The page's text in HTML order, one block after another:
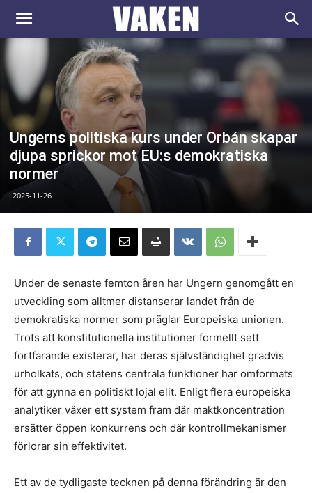
VAKEN.se
Ungerns politiska kurs under Orbán skapar
djupa sprickor mot EU:s demokratiska
normer
2025-11-26
Under de senaste femton åren har Ungern genomgått en
utveckling som alltmer distanserar landet från de
demokratiska normer som präglar Europeiska unionen.
Trots att konstitutionella institutioner formellt sett
fortfarande existerar, har deras självständighet gradvis
urholkats, och statens centrala funktioner har omformats
för att gynna en politiskt lojal elit. Enligt flera europeiska
analytiker växer ett system fram där maktkoncentration
ersätter öppen konkurrens och där kontrollmekanismer
förlorar sin effektivitet.
Ett av de tydligaste tecknen på denna förändring är den